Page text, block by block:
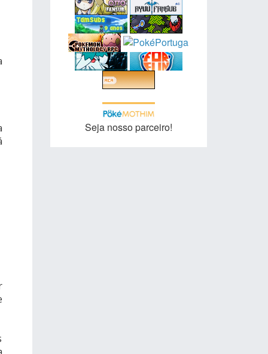
Seja nosso parceiro!